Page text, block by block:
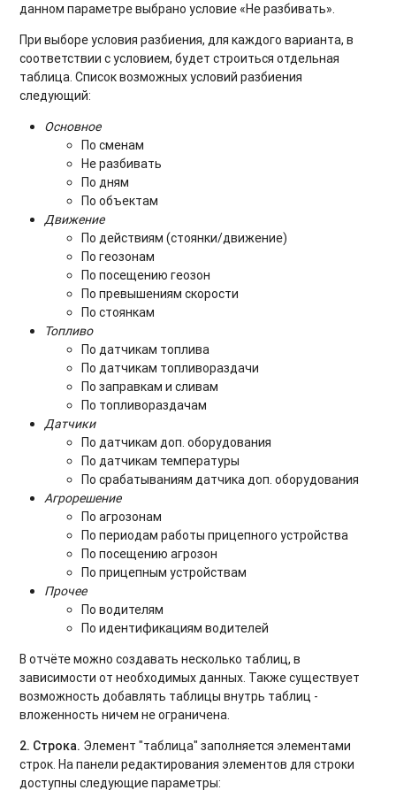
данном параметре выбрано условие «Не разбивать».
При выборе условия разбиения, для каждого варианта, в
соответствии с условием, будет строиться отдельная
таблица. Список возможных условий разбиения
следующий:
Основное
По сменам
Не разбивать
По дням
По объектам
Движение
По действиям (стоянки/движение)
По геозонам
По посещению геозон
По превышениям скорости
По стоянкам
Топливо
По датчикам топлива
По датчикам топливораздачи
По заправкам и сливам
По топливораздачам
Датчики
По датчикам доп. оборудования
По датчикам температуры
По срабатываниям датчика доп. оборудования
Агрорешение
По агрозонам
По периодам работы прицепного устройства
По посещению агрозон
По прицепным устройствам
Прочее
По водителям
По идентификациям водителей
В отчёте можно создавать несколько таблиц, в
зависимости от необходимых данных. Также существует
возможность добавлять таблицы внутрь таблиц -
вложенность ничем не ограничена.
2. Строка. Элемент "таблица" заполняется элементами
строк. На панели редактирования элементов для строки
доступны следующие параметры: